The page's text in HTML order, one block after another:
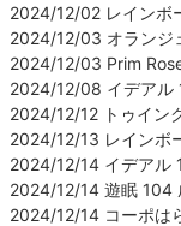
2024/12/02 レインボ
2024/12/03 オランジ
2024/12/03 Prim
2024/12/08 イデアル
2024/12/12 トゥイン
2024/12/13 レインボ
2024/12/14 イデアル
2024/12/14 遊眠 104
2024/12/14 コーポは